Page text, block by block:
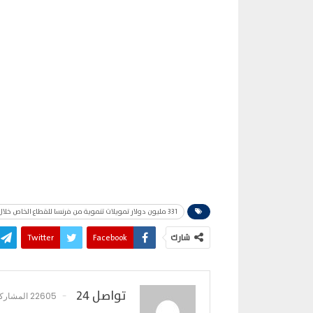
331 مليون دولار تمويلات تنموية من فرنسا للقطاع الخاص خلال 3 سنوات
شارك Facebook
Twitter
تواصل 24
22605 المشاركات